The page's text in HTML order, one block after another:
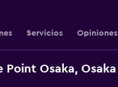
Servicios Opiniones
Point Osaka, Osaka